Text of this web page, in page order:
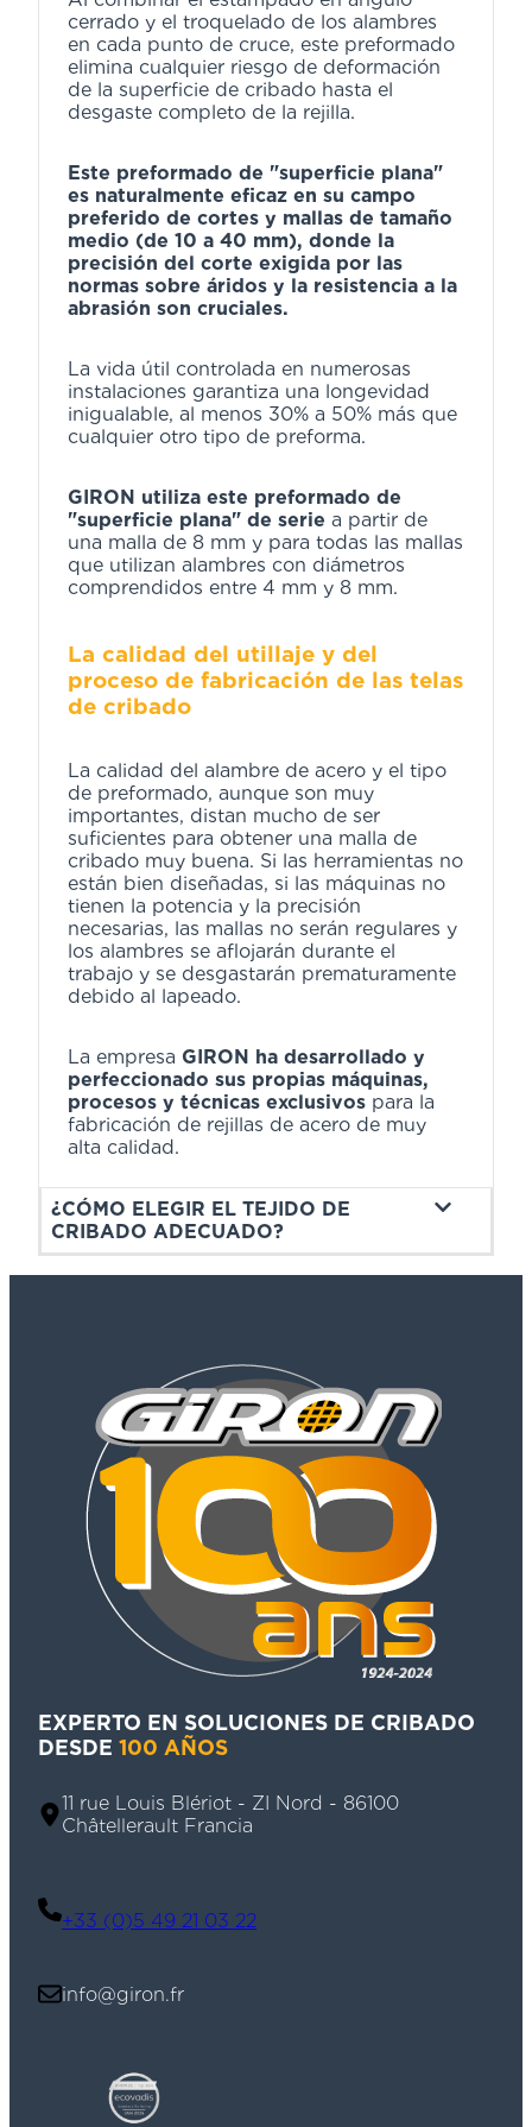
cerrado y el troquelado de los alambres
en cada punto de cruce, este preformado
elimina cualquier riesgo de deformación
de la superficie de cribado hasta el
desgaste completo de la rejilla.
Este preformado de "superficie plana"
es naturalmente eficaz en su campo
preferido de cortes y mallas de tamaño
medio (de 10 a 40 mm), donde la
precisión del corte exigida por las
normas sobre áridos y la resistencia a la
abrasión son cruciales.
La vida útil controlada en numerosas
instalaciones garantiza una longevidad
inigualable, al menos 30% a 50% más que
cualquier otro tipo de preforma.
GIRON utiliza este preformado de
"superficie plana" de serie a partir de
una malla de 8 mm y para todas las mallas
que utilizan alambres con diámetros
comprendidos entre 4 mm y 8 mm.
La calidad del utillaje y del
proceso de fabricación de las telas
de cribado
La calidad del alambre de acero y el tipo
de preformado, aunque son muy
importantes, distan mucho de ser
suficientes para obtener una malla de
cribado muy buena. Si las herramientas no
están bien diseñadas, si las máquinas no
tienen la potencia y la precisión
necesarias, las mallas no serán regulares y
los alambres se aflojarán durante el
trabajo y se desgastarán prematuramente
debido al lapeado.
La empresa GIRON ha desarrollado y
perfeccionado sus propias máquinas,
procesos y técnicas exclusivos para la
fabricación de rejillas de acero de muy
alta calidad.
¿CÓMO ELEGIR EL TEJIDO DE
CRIBADO ADECUADO?
EXPERTO EN SOLUCIONES DE CRIBADO
DESDE 100 AÑOS
11 rue Louis Blériot - ZI Nord - 86100
Châtellerault Francia
+33 (0)5 49 21 03 22
info@giron.fr